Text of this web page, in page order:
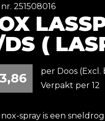
251508016
DS (
per Doos (Excl.
Verpakt per 12
spray is een